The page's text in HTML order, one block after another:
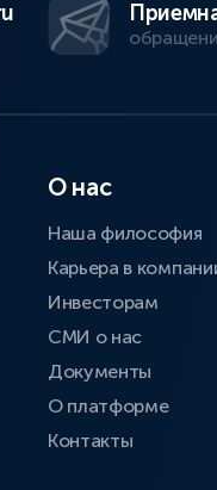
О нас
Наша философия
Карьера в
Инвесторам
СМИ о нас
Документы
О платформе
Контакты